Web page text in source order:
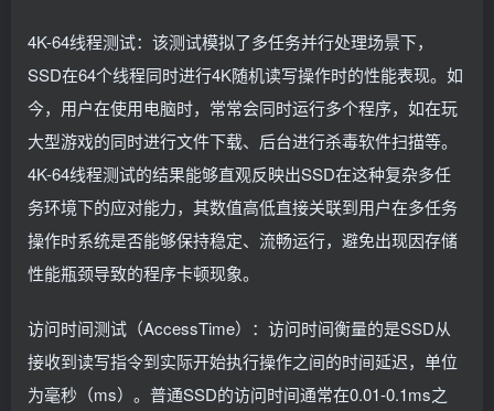
4K-64线程测试：该测试模拟了多任务并行处理场景下，
SSD在64个线程同时进行4K随机读写操作时的性能表现。如
今，用户在使用电脑时，常常会同时运行多个程序，如在玩
大型游戏的同时进行文件下载、后台进行杀毒软件扫描等。
4K-64线程测试的结果能够直观反映出SSD在这种复杂多任
务环境下的应对能力，其数值高低直接关联到用户在多任务
操作时系统是否能够保持稳定、流畅运行，避免出现因存储
性能瓶颈导致的程序卡顿现象。
访问时间测试（AccessTime）：访问时间衡量的是SSD从
接收到读写指令到实际开始执行操作之间的时间延迟，单位
为毫秒（ms）。普通SSD的访问时间通常在0.01-0.1ms之